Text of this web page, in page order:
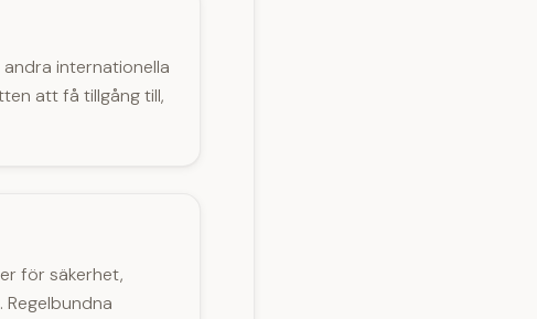
internationella
att få tillgång till,
för säkerhet,